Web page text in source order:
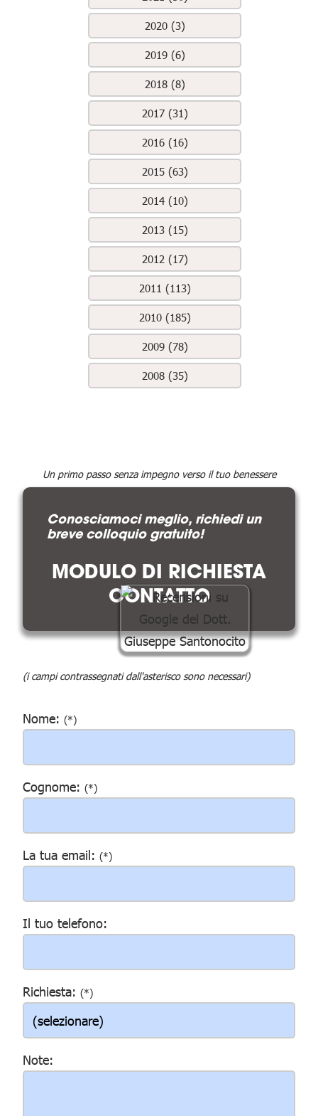
2020 (3)
2019 (6)
2018 (8)
2017 (31)
2016 (16)
2015 (63)
2014 (10)
2013 (15)
2012 (17)
2011 (113)
2010 (185)
2009 (78)
2008 (35)
Un primo passo senza impegno verso il tuo benessere
Conosciamoci meglio, richiedi un
breve colloquio gratuito!
MODULO DI RICHIESTA
CONTATTO
(i campi contrassegnati dall'asterisco sono necessari)
Nome: (*)
Cognome: (*)
La tua email: (*)
Il tuo telefono:
Richiesta: (*)
Note: